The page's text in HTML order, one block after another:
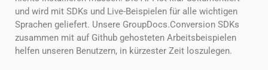
und wird mit SDKs und Live-Beispielen für alle wichtigen
Sprachen geliefert. Unsere GroupDocs.Conversion SDKs
zusammen mit auf Github gehosteten Arbeitsbeispielen
helfen unseren Benutzern, in kürzester Zeit loszulegen.